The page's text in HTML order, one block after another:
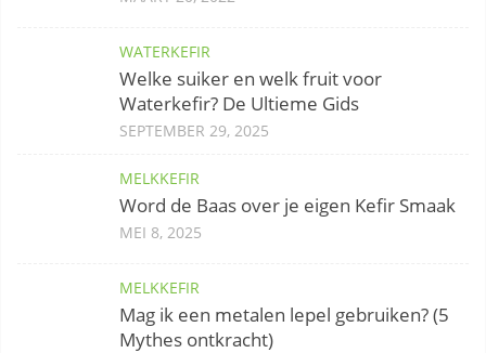
WATERKEFIR
Welke suiker en welk fruit voor
Waterkefir? De Ultieme Gids
SEPTEMBER 29, 2025
MELKKEFIR
Word de Baas over je eigen Kefir Smaak
MEI 8, 2025
MELKKEFIR
Mag ik een metalen lepel gebruiken? (5
Mythes ontkracht)